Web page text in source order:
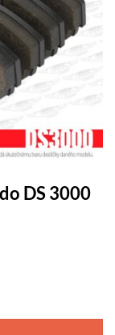
DS 3000
množství